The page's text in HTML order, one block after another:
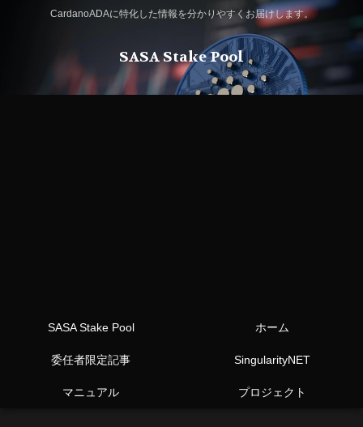
CardanoADAに特化した情報を分かりやすくお届けします。
SASA Stake Pool
SASA Stake Pool ホーム
委任者限定記事 SingularityNET
マニュアル プロジェクト